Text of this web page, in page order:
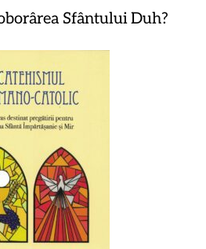
Sfântului Duh?